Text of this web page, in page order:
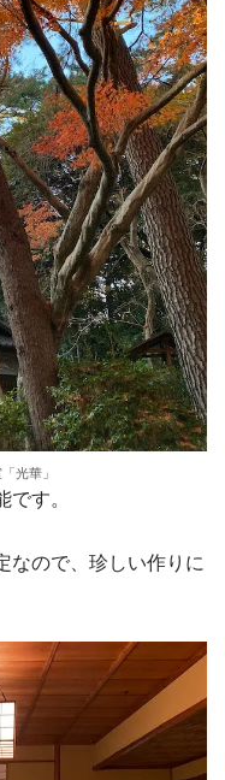
光華」
す。
なので、珍しい作りに